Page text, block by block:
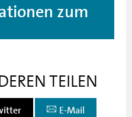
zum
TEILEN
E-Mail